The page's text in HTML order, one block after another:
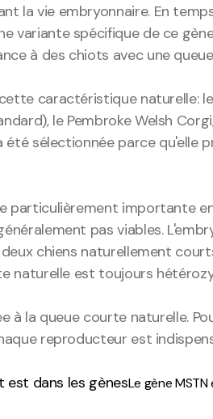
la vie embryonnaire. En
variante spécifique de ce
à des chiots avec une
caractéristique naturelle:
le Pembroke Welsh
été sélectionnée parce
particulièrement importante
pas viables.
chiens naturellement
naturelle est toujours
à la queue courte naturelle.
reproducteur est
est dans les gènesLe gène